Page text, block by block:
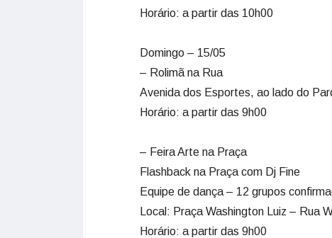
Horário: a partir das 10h00
Domingo – 15/05
– Rolimã na Rua
Avenida dos Esportes, ao lado do
Horário: a partir das 9h00
– Feira Arte na Praça
Flashback na Praça com Dj Fine
Equipe de dança – 12 grupos
Local: Praça Washington Luiz – Rua
Horário: a partir das 9h00